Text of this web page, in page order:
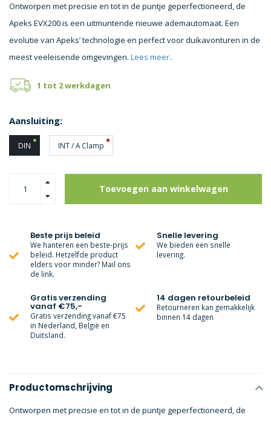
Ontworpen met precisie en tot in de puntje geperfectioneerd, de
Apeks EVX200 is een uitmuntende nieuwe ademautomaat. Een
evolutie van Apeks’ technologie en perfect voor duikavonturen in de
meest veeleisende omgevingen. Lees meer..
1 tot 2 werkdagen
Aansluiting:
DIN INT / A Clamp
Toevoegen aan winkelwagen
Beste prijs beleid
We hanteren een beste-prijs
beleid. Hetzelfde product
elders voor minder? Mail ons
de link.
Snelle levering
We bieden een snelle
levering.
Gratis verzending
vanaf €75,-
Gratis verzending vanaf €75
in Nederland, België en
Duitsland.
14 dagen retourbeleid
Retourneren kan gemakkelijk
binnen 14 dagen
Productomschrijving
Ontworpen met precisie en tot in de puntje geperfectioneerd, de